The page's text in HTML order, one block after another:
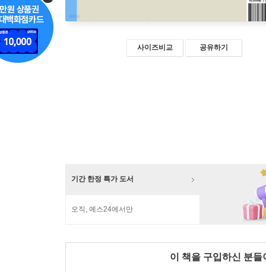
사이즈비교 공유하기
기간 한정 특가 도서
오직, 예스24에서만
이 책을 구입하신 분